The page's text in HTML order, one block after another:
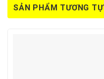
SẢN PHẨM TƯƠNG TỰ